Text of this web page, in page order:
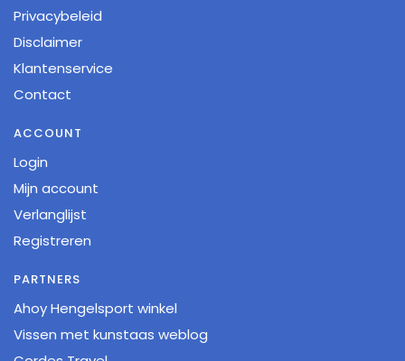
Privacybeleid
Disclaimer
Klantenservice
Contact
ACCOUNT
Login
Mijn account
Verlanglijst
Registreren
PARTNERS
Ahoy Hengelsport winkel
Vissen met kunstaas weblog